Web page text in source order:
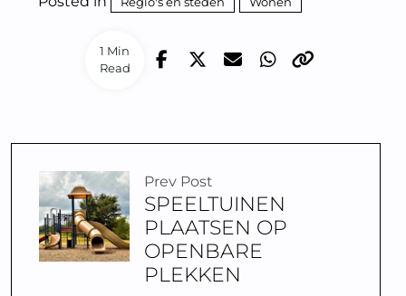
1 Min
Read
Prev Post
SPEELTUINEN
PLAATSEN OP
OPENBARE
PLEKKEN